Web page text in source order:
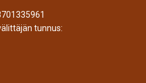
tunnus: